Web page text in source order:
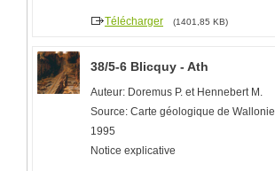
Télécharger (1401,85 KB)
38/5-6 Blicquy - Ath
Auteur: Doremus P. et Hennebert M.
Source: Carte géologique de Wallonie
1995
Notice explicative